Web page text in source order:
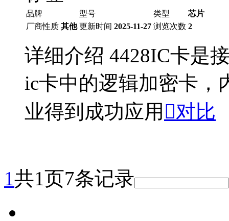
品牌 型号 类型
芯片
厂商性质 其他 更新时间 2025-11-27 浏览次数 2
详细介绍 4428IC卡是
ic卡中的逻辑加密卡，
业得到成功应用 对比
1共1页7条记录